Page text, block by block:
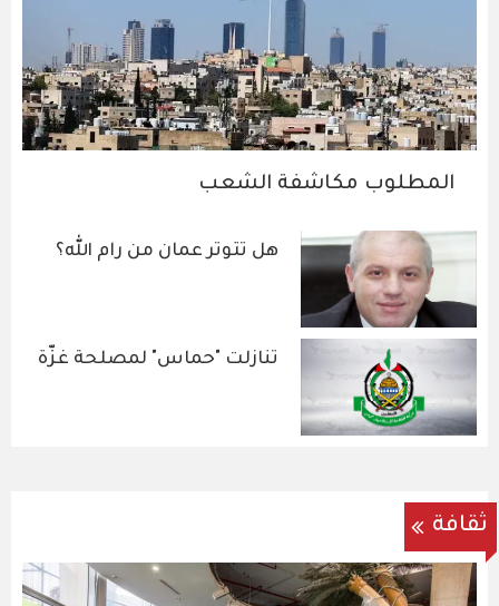
المطلوب مكاشفة الشعب
هل تتوتر عمان من رام الله؟
تنازلت "حماس" لمصلحة غزّة
ثقافة